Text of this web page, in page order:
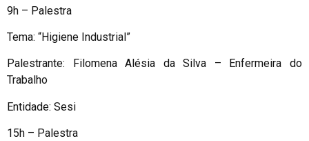
9h – Palestra
Tema: “Higiene Industrial”
Palestrante: Filomena Alésia da Silva – Enfermeira do
Trabalho
Entidade: Sesi
15h – Palestra